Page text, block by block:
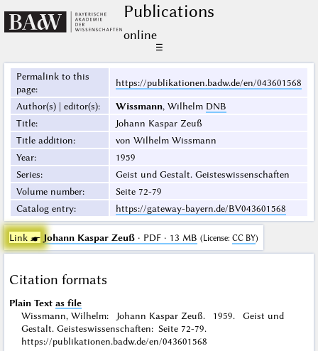
Publications
online
☰
Permalink to this
page:
https://publikationen.badw.de/en/043601568
Author(s) | editor(s): Wissmann, Wilhelm DNB
Title:
Johann Kaspar Zeuß
Title addition:
von Wilhelm Wissmann
Year:
1959
Series:
Geist und Gestalt. Geisteswissenschaften
Volume number:
Seite 72-79
Catalog entry: https://gateway-bayern.de/BV043601568
Link ☛ Johann Kaspar Zeuß· PDF · 13 MB (License: CC BY)
Citation formats
Plain Text as file
Wissmann, Wilhelm: Johann Kaspar Zeuß. 1959. Geist und
Gestalt. Geisteswissenschaften: Seite 72-79.
https://publikationen.badw.de/en/043601568